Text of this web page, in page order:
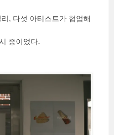
, 다섯 아티스트가 협업해
중이었다.